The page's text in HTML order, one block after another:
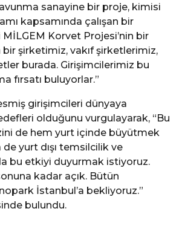
sanayine bir proje, kimisi
kapsamında çalışan bir
Korvet Projesi’nin bir
bir şirketimiz, vakıf şirketlerimiz,
burada. Girişimcilerimiz bu
fırsatı buluyorlar.”
girişimcileri dünyaya
olduğunu vurgulayarak, “Bu
de hem yurt içinde büyütmek
yurt dışı temsilcilik ve
bu etkiyi duyurmak istiyoruz.
kadar açık. Bütün
İstanbul’a bekliyoruz.”
bulundu.